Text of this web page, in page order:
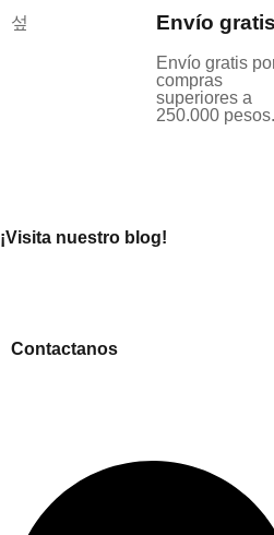
Envío gratis
Envío gratis
compras
superiores a
250.000 pesos.
¡Visita nuestro blog!
Contactanos